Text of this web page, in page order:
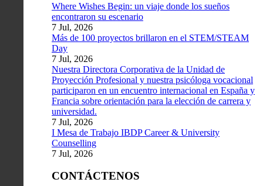
Where Wishes Begin: un viaje donde los sueños
encontraron su escenario
7 Jul, 2026
Más de 100 proyectos brillaron en el STEM/STEAM
Day
7 Jul, 2026
Nuestra Directora Corporativa de la Unidad de
Proyección Profesional y nuestra psicóloga vocacional
participaron en un encuentro internacional en España y
Francia sobre orientación para la elección de carrera y
universidad.
7 Jul, 2026
I Mesa de Trabajo IBDP Career & University
Counselling
7 Jul, 2026
CONTÁCTENOS